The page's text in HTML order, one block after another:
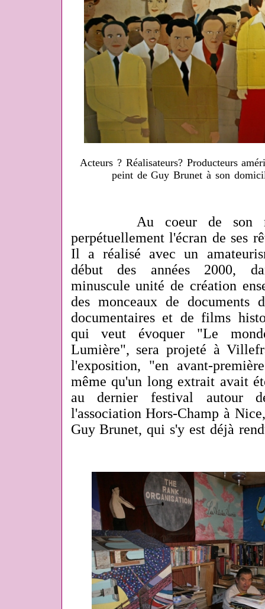
Acteurs ? Réalisateurs? Producteurs
peint de Guy Brunet à son
Au coeur de son
perpétuellement l'écran de ses
Il a réalisé avec un
début des années 2000,
minuscule unité de création
des monceaux de documents
documentaires et de films
qui veut évoquer "Le
Lumière", sera projeté à
l'exposition, "en avant-
même qu'un long extrait avait
au dernier festival autour
l'association Hors-Champ à
Guy Brunet, qui s'y est déjà